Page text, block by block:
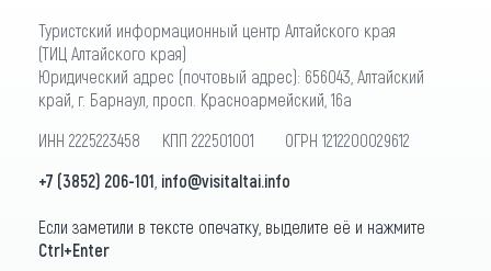
Туристский информационный центр Алтайского края
(ТИЦ Алтайского края)
Юридический адрес (почтовый адрес): 656043, Алтайский
край, г. Барнаул, просп. Красноармейский, 16а
ИНН 2225223458 КПП 222501001 ОГРН 1212200029612
+7 (3852) 206-101 info@visitaltai.info
Если заметили в тексте опечатку, выделите её и нажмите
Ctrl+Enter